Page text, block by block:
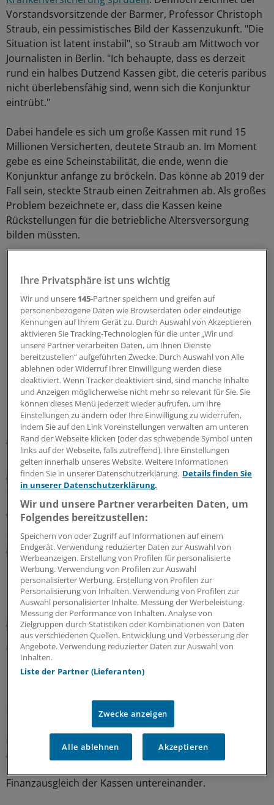
Vorstandsvorsitzende der Barmer, Professor Christoph
Straub, ein pessimistisches Bild der Kassenzukunft. "Die
Situation ist latent instabil", so Straub am Mittwoch vor
Journalisten in Berlin. "Ich behaupte, dass es derzeit
rund ein halbes Dutzend Kassen gibt, die ceteris paribus
nicht überlebensfähig sind, wenn sich die Konjunktur
eintrübt."
Dabei handele es sich um große Kassen mit rund 15
Millionen Versicherten, deutete Straub an. Im Moment
gebe es eine Scheinstabilität, die ende, wenn die
Konjunktur anfange zu bröckeln. Das könne ab 2019 der
Fall sein, steckte Straub einen Zeitrahmen ab. Als großes
Problem bezeichnete er, dass die Kassen keine
Rückstellungen für die betriebliche Altersversorgung
bilden müssten.
Das System der Kassenarten sei auf den Ernstfall nicht
vorbereitet, sagte der Barmer-Chef. Die
Haftungsverbünde könnten den Zusammenbruch
großer Kassen nicht auffangen. In der Tat bestehen
erhebliche Unwuchten innerhalb der Kassenlager. Die
IKK Classic hat rund 3,6 Millionen der 5,5 Millionen IKK-
Versicherten unter ihren Fittichen. Im BKK-System zu
dem auch noch mehr als 50 geschlossene Kassen
gehören, machen die vier größten Kassen etwa ein
Drittel des gesamten Haftungsverbundes aus. Das
Ersatzkassenlager ist von den großen Playern TK,
Barmer und DAK geprägt. Kippe einer der Mitbewerber,
müsste die Barmer mit 500 Millionen Euro im Jahr
gerade stehen. Wenn es zur Situation einer Haftung
käme, wäre das System nicht in der Lage, die Haftung zu
tragen, mutmaßt Straub. Als Wackelkandidat gilt in
Kassenkreisen seit Jahren die DAK, die unter neuer
Führung einen Konsolidierungskurs eingeschlagen hat.
Straub forderte in Richtung Politik, die
Kassenartenhaftung vollständig auf das Gesamtsystem
zu übertragen. Im Hintergrund schwingen dabei stets
Ansprüche an eine Reform des Morbiditätsorientierten
Finanzausgleich der Kassen untereinander.
Ihre Privatsphäre ist uns wichtig
Wir und unsere 145-Partner speichern und greifen auf
personenbezogene Daten wie Browserdaten oder eindeutige
Kennungen auf Ihrem Gerät zu. Durch Auswahl von Akzeptieren
aktivieren Sie Tracking-Technologien für die unter „Wir und
unsere Partner verarbeiten Daten, um Ihnen Dienste
bereitzustellen“ aufgeführten Zwecke. Durch Auswahl von Alle
ablehnen oder Widerruf Ihrer Einwilligung werden diese
deaktiviert. Wenn Tracker deaktiviert sind, sind manche Inhalte
und Anzeigen möglicherweise nicht mehr so relevant für Sie. Sie
können dieses Menü jederzeit wieder aufrufen, um Ihre
Einstellungen zu ändern oder Ihre Einwilligung zu widerrufen,
indem Sie auf den Link Voreinstellungen verwalten am unteren
Rand der Webseite klicken [oder das schwebende Symbol unten
links auf der Webseite, falls zutreffend]. Ihre Einstellungen
gelten innerhalb unseres Website. Weitere Informationen
finden Sie in unserer Datenschutzerklärung. Details finden Sie
in unserer Datenschutzerklärung.
Wir und unsere Partner verarbeiten Daten, um
Folgendes bereitzustellen:
Speichern von oder Zugriff auf Informationen auf einem
Endgerät. Verwendung reduzierter Daten zur Auswahl von
Werbeanzeigen. Erstellung von Profilen für personalisierte
Werbung. Verwendung von Profilen zur Auswahl
personalisierter Werbung. Erstellung von Profilen zur
Personalisierung von Inhalten. Verwendung von Profilen zur
Auswahl personalisierter Inhalte. Messung der Werbeleistung.
Messung der Performance von Inhalten. Analyse von
Zielgruppen durch Statistiken oder Kombinationen von Daten
aus verschiedenen Quellen. Entwicklung und Verbesserung der
Angebote. Verwendung reduzierter Daten zur Auswahl von
Inhalten.
Liste der Partner (Lieferanten)
Zwecke anzeigen
Alle ablehnen Akzeptieren